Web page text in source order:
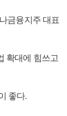
금융지주 대표
확대에 힘쓰고
좋다.